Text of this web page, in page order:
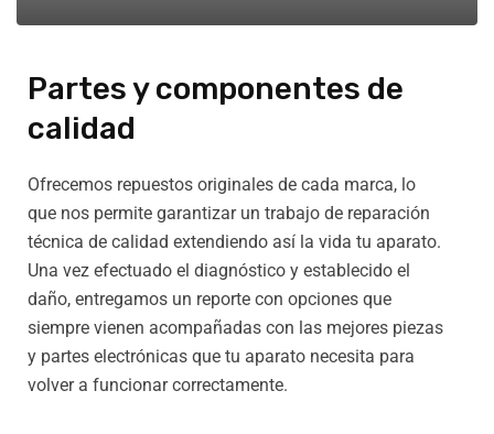
Partes y componentes de
calidad
Ofrecemos repuestos originales de cada marca, lo
que nos permite garantizar un trabajo de reparación
técnica de calidad extendiendo así la vida tu aparato.
Una vez efectuado el diagnóstico y establecido el
daño, entregamos un reporte con opciones que
siempre vienen acompañadas con las mejores piezas
y partes electrónicas que tu aparato necesita para
volver a funcionar correctamente.